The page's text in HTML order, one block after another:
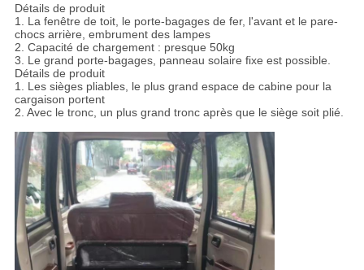
Détails de produit
1. La fenêtre de toit, le porte-bagages de fer, l'avant et le pare-
chocs arrière, embrument des lampes
2. Capacité de chargement : presque 50kg
3. Le grand porte-bagages, panneau solaire fixe est possible.
Détails de produit
1. Les sièges pliables, le plus grand espace de cabine pour la
cargaison portent
2. Avec le tronc, un plus grand tronc après que le siège soit plié.